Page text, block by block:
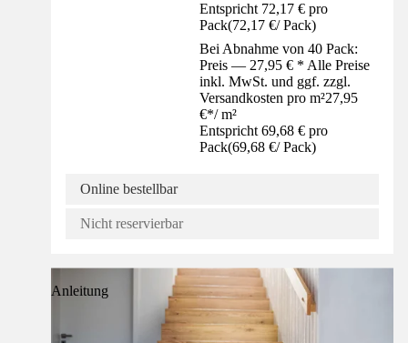
Entspricht 72,17 € pro
Pack(72,17 €/ Pack)
Bei Abnahme von 40 Pack:
Preis — 27,95 € * Alle Preise
inkl. MwSt. und ggf. zzgl.
Versandkosten pro m²27,95
€*/ m²
Entspricht 69,68 € pro
Pack(69,68 €/ Pack)
Online bestellbar
Nicht reservierbar
Anleitung